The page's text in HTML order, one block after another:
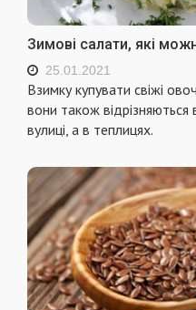
Зимові салати, які
25.01.2021
Взимку купувати свіжі
вони також відрізняються
вулиці, а в теплицях.